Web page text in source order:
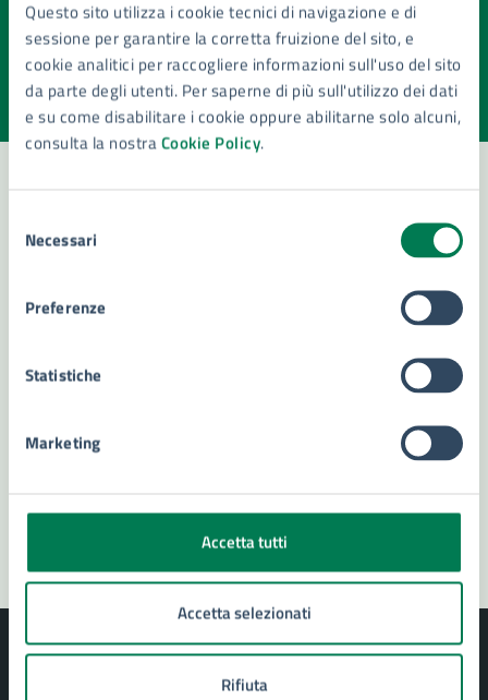
Questo sito utilizza i cookie tecnici di navigazione e di
sessione per garantire la corretta fruizione del sito, e
cookie analitici per raccogliere informazioni sull'uso del sito
da parte degli utenti. Per saperne di più sull'utilizzo dei dati
e su come disabilitare i cookie oppure abilitarne solo alcuni,
consulta la nostraCookie Policy.
delNecessari
Preferenze
Statistiche
Marketing
Accetta tutti
Accetta selezionati
Rifiuta
Quanto sono chiare le informazioni su questa
pagina?
Valuta la chiarezza delle informazioni (da 1 a 5 stelle)
Seleziona il numero di stelle per valutare la chiarezza delle
Valuta 5 stelle su 5
Valuta 4 stelle su 5
Valuta 3 stelle su 5
Valuta 2 stelle su 5
Valuta 1 stelle su 5
Contatta il comune
Numero verde 800299507
Segnala disservizio